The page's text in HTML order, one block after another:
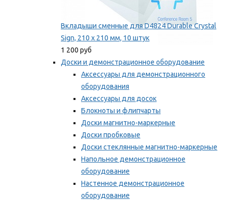
Вкладыши сменные для D4824 Durable Crystal
Sign, 210 x 210 мм, 10 штук
1 200 руб
Доски и демонстрационное оборудование
Аксессуары для демонстрационного
оборудования
Аксессуары для досок
Блокноты и флипчарты
Доски магнитно-маркерные
Доски пробковые
Доски стеклянные магнитно-маркерные
Напольное демонстрационное
оборудование
Настенное демонстрационное
оборудование